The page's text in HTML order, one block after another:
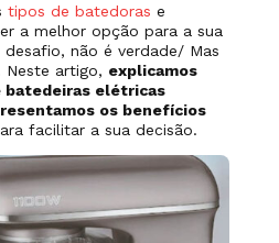
tipos de batedoras e
a melhor opção para a sua
não é verdade/ Mas
Neste artigo, explicamos
batedeiras elétricas
os benefícios
facilitar a sua decisão.